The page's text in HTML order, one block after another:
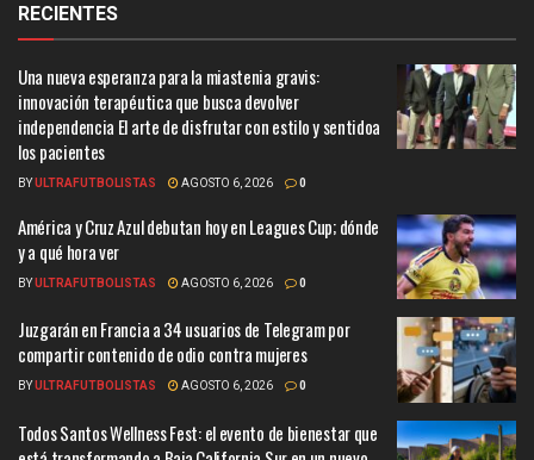
RECIENTES
Una nueva esperanza para la miastenia gravis:
innovación terapéutica que busca devolver
independencia El arte de disfrutar con estilo y sentidoa
los pacientes
BYULTRAFUTBOLISTAS AGOSTO 6, 2026 0
América y Cruz Azul debutan hoy en Leagues Cup; dónde
y a qué hora ver
BYULTRAFUTBOLISTAS AGOSTO 6, 2026 0
Juzgarán en Francia a 34 usuarios de Telegram por
compartir contenido de odio contra mujeres
BYULTRAFUTBOLISTAS AGOSTO 6, 2026 0
Todos Santos Wellness Fest: el evento de bienestar que